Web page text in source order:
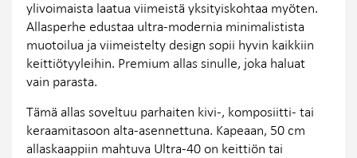
ylivoimaista laatua viimeistä yksityiskohtaa myöten.
Allasperhe edustaa ultra-modernia minimalistista
muotoilua ja viimeistelty design sopii hyvin kaikkiin
keittiötyyleihin. Premium allas sinulle, joka haluat
vain parasta.
Tämä allas soveltuu parhaiten kivi-, komposiitti- tai
keraamitasoon alta-asennettuna. Kapeaan, 50 cm
allaskaappiin mahtuva Ultra-40 on keittiön tai